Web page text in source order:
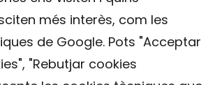
més interès, com les
de Google. Pots "Acceptar
"Rebutjar cookies